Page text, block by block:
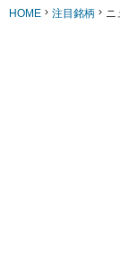
7月29日 日経225
HOME 注目銘柄 ニ